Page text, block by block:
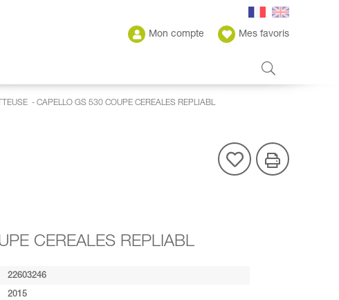
Mon compte Mes favoris
- CAPELLO GS 530 COUPE CEREALES REPLIABL
CEREALES REPLIABL
22603246
2015